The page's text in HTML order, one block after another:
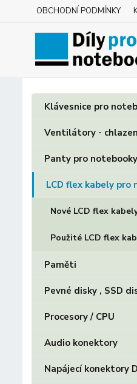
OBCHODNÍ PODMÍNKY
Klávesnice pro
Ventilátory -
Panty pro
LCD flex kabely pro
Nové LCD flex
Použité LCD flex
Paměti
Pevné disky , SSD
Procesory / CPU
Audio konektory
Napájecí konektory